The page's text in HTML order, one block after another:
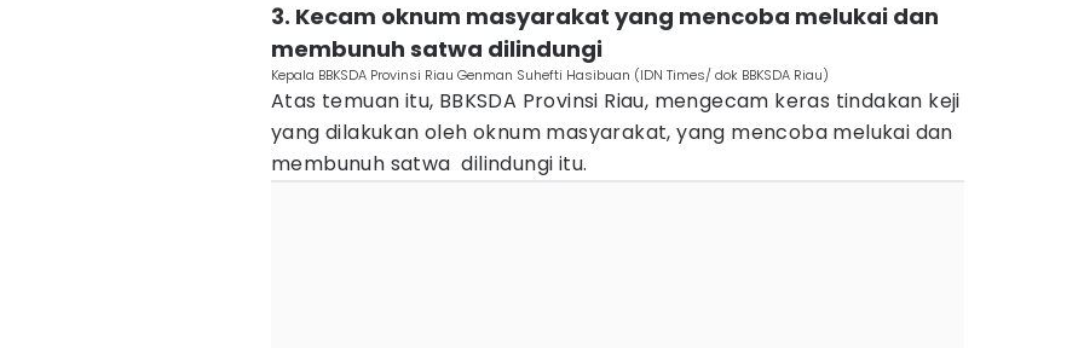
3. Kecam oknum masyarakat yang mencoba melukai dan
membunuh satwa dilindungi
Kepala BBKSDA Provinsi Riau Genman Suhefti Hasibuan (IDN Times/ dok BBKSDA Riau)
Atas temuan itu, BBKSDA Provinsi Riau, mengecam keras tindakan keji
yang dilakukan oleh oknum masyarakat, yang mencoba melukai dan
membunuh satwa dilindungi itu.